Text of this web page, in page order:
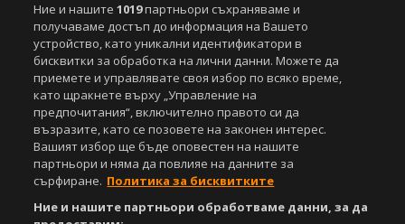
Ние и нашите1019партньори съхраняваме и
получаваме достъп до информация на Вашето
устройство, като уникални идентификатори в
бисквитки за обработка на лични данни. Можете да
приемете и управлявате своя избор по всяко време,
като щракнете върху „Управление на
предпочитания“, включително правото си да
възразите, като се позовете на законен интерес.
Вашият избор ще бъде оповестен на нашите
партньори и няма да повлияе на данните за
сърфиране. Политика за бисквитките
Ние и нашите партньори обработваме данни, за да